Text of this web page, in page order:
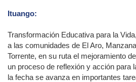
Ituango:
Transformación Educativa para la
a las comunidades de El Aro,
Torrente, en su ruta el mejoramiento
un proceso de reflexión y acción para
la fecha se avanza en importantes